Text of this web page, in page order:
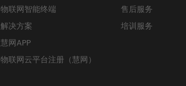
物联网智能终端
解决方案
慧网APP
物联网云平台注册（慧网）
售后服务
培训服务